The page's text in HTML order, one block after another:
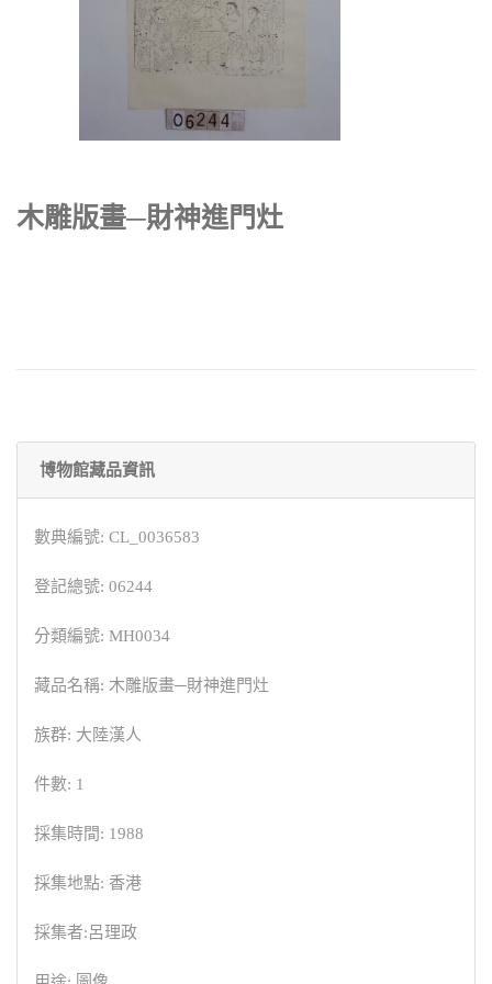
木雕版畫─財神進門灶
博物館藏品資訊
數典編號: CL_0036583
登記總號: 06244
分類編號: MH0034
藏品名稱: 木雕版畫─財神進門灶
族群: 大陸漢人
件數: 1
採集時間: 1988
採集地點: 香港
採集者:呂理政